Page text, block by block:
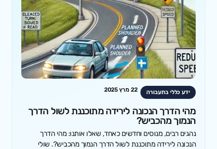
ידע כללי בתעבורה 22 מרץ 2025
מהי הדרך הנכונה לירידה מתוכננת לשול הדרך
הנמוך מהכביש?
נהגים רבים, מנוסים וחדשים כאחד, שאלו אותנו: מהי הדרך
הנכונה לירידה מתוכננת לשול הדרך הנמוך מהכביש?. שולי